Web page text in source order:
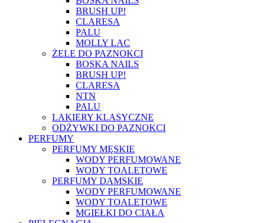
BRUSH UP!
CLARESA
PALU
MOLLY LAC
ŻELE DO PAZNOKCI
BOSKA NAILS
BRUSH UP!
CLARESA
NTN
PALU
LAKIERY KLASYCZNE
ODŻYWKI DO PAZNOKCI
PERFUMY
PERFUMY MĘSKIE
WODY PERFUMOWANE
WODY TOALETOWE
PERFUMY DAMSKIE
WODY PERFUMOWANE
WODY TOALETOWE
MGIEŁKI DO CIAŁA